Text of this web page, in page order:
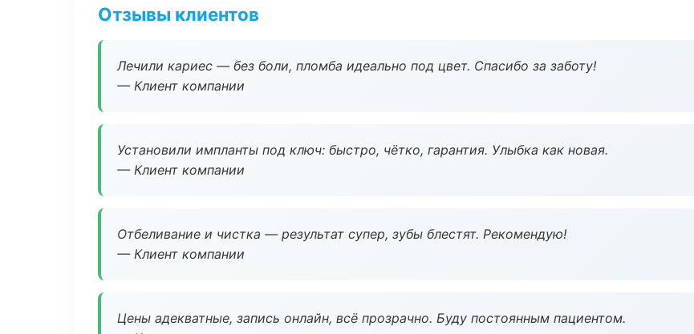
Отзывы клиентов
Лечили кариес — без боли, пломба идеально под цвет. Спасибо за заботу!
— Клиент компании
Установили импланты под ключ: быстро, чётко, гарантия. Улыбка как новая.
— Клиент компании
Отбеливание и чистка — результат супер, зубы блестят. Рекомендую!
— Клиент компании
Цены адекватные, запись онлайн, всё прозрачно. Буду постоянным пациентом.